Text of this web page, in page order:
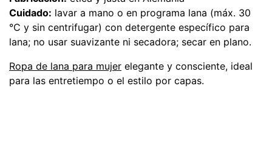
Cuidado: lavar a mano o en programa lana (máx. 30
°C y sin centrifugar) con detergente específico para
lana; no usar suavizante ni secadora; secar en plano.
Ropa de lana para mujer elegante y consciente, ideal
para las entretiempo o el estilo por capas.